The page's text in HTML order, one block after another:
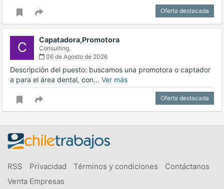
Oferta destacada
C Capatadora,Promotora
Consulting,
06 de Agosto de 2026
Descripción del puesto: buscamos una promotora o captador
a para el área dental, con… Ver más
Oferta destacada
RSS Privacidad Términos y condiciones
Contáctanos
Venta Empresas